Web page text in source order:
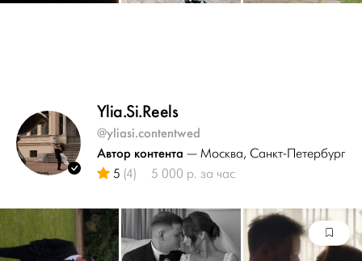
Ylia.Si.Reels
@yliasi.contentwed
Автор контента — Москва, Санкт-Петербург
5 (4) 5 000 р. за час